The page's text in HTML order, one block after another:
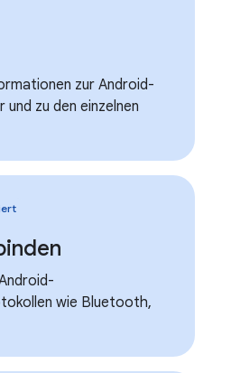
zur Android-
zu den einzelnen
wie Bluetooth,